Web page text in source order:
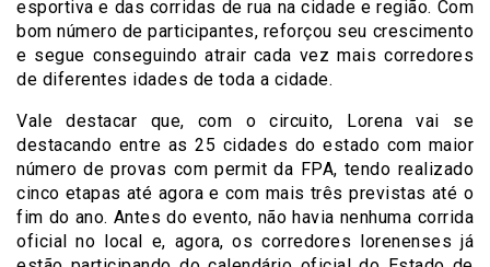
esportiva e das corridas de rua na cidade e região. Com
bom número de participantes, reforçou seu crescimento
e segue conseguindo atrair cada vez mais corredores
de diferentes idades de toda a cidade.
Vale destacar que, com o circuito, Lorena vai se
destacando entre as 25 cidades do estado com maior
número de provas com permit da FPA, tendo realizado
cinco etapas até agora e com mais três previstas até o
fim do ano. Antes do evento, não havia nenhuma corrida
oficial no local e, agora, os corredores lorenenses já